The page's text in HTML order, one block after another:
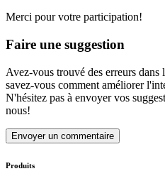
Merci pour votre participation!
Faire une suggestion
Avez-vous trouvé des erreurs dans
savez-vous comment améliorer
N'hésitez pas à envoyer vos
nous!
Envoyer un commentaire
Produits